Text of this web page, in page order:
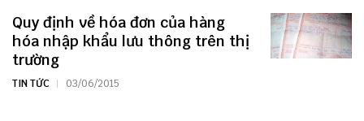
Quy định về hóa đơn của hàng
hóa nhập khẩu lưu thông trên thị
trường
TIN TỨC 03/06/2015